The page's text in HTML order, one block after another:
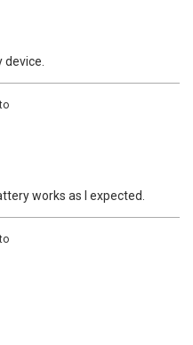
works as I expected.